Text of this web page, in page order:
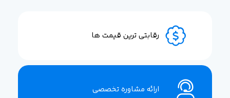
رقابتی ترین قیمت ها
ارائه مشاوره تخصصی